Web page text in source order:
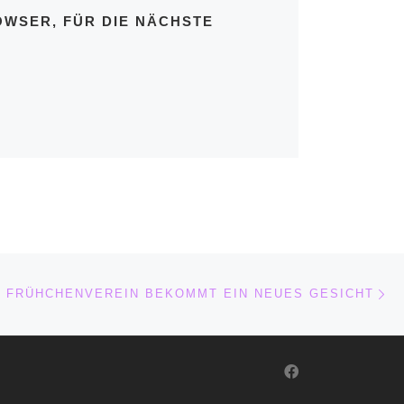
FÜR DIE NÄCHSTE
FRÜHCHENVEREIN BEKOMMT EIN NEUES GESICHT